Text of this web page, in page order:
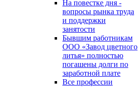
На повестке дня -
вопросы рынка труда
и поддержки
занятости
Бывшим работникам
ООО «Завод цветного
литья» полностью
погашены долги по
заработной плате
Все профессии